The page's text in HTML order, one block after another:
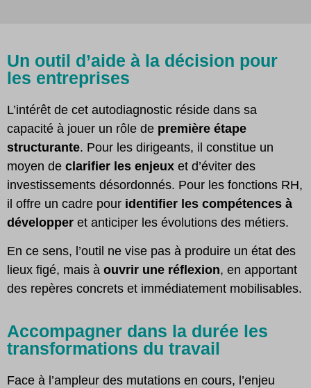
Un outil d’aide à la décision pour
les entreprises
L’intérêt de cet autodiagnostic réside dans sa
capacité à jouer un rôle de première étape
structurante. Pour les dirigeants, il constitue un
moyen de clarifier les enjeux et d’éviter des
investissements désordonnés. Pour les fonctions RH,
il offre un cadre pour identifier les compétences à
développer et anticiper les évolutions des métiers.
En ce sens, l’outil ne vise pas à produire un état des
lieux figé, mais à ouvrir une réflexion, en apportant
des repères concrets et immédiatement mobilisables.
Accompagner dans la durée les
transformations du travail
Face à l’ampleur des mutations en cours, l’enjeu